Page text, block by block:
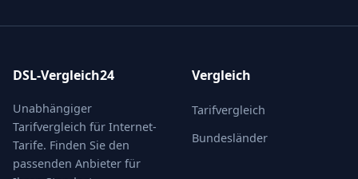
DSL-Vergleich24
Unabhängiger
Tarifvergleich für Internet-
Tarife. Finden Sie den
passenden Anbieter für
Vergleich
Tarifvergleich
Bundesländer